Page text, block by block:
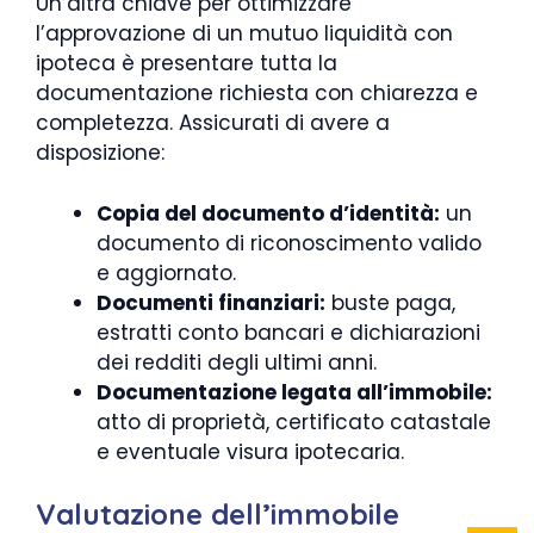
l’approvazione di un mutuo liquidità con
ipoteca è presentare tutta la
documentazione richiesta con chiarezza e
completezza. Assicurati di avere a
disposizione:
Copia del documento d’identità: un
documento di riconoscimento valido
e aggiornato.
Documenti finanziari: buste paga,
estratti conto bancari e dichiarazioni
dei redditi degli ultimi anni.
Documentazione legata all’immobile:
atto di proprietà, certificato catastale
e eventuale visura ipotecaria.
Valutazione dell’immobile